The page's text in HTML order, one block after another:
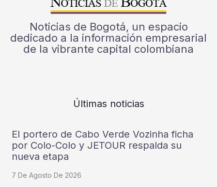
Noticias de Bogotá, un espacio
dedicado a la información empresarial
de la vibrante capital colombiana
Últimas noticias
El portero de Cabo Verde Vozinha ficha
por Colo-Colo y JETOUR respalda su
nueva etapa
7 De Agosto De 2026